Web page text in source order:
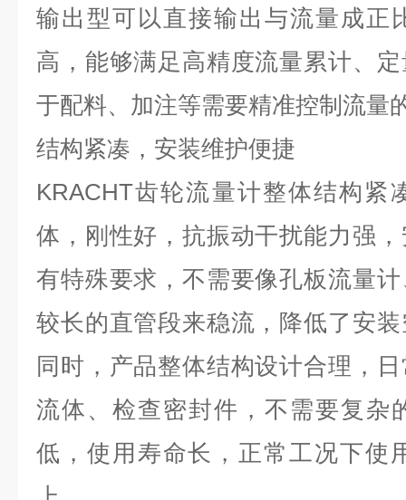
输出型可以直接输出与流量成正
高，能够满足高精度流量累计、
于配料、加注等需要精准控制流量
结构紧凑，安装维护便捷
KRACHT齿轮流量计整体结构紧
体，刚性好，抗振动干扰能力强
有特殊要求，不需要像孔板流量
较长的直管段来稳流，降低了安
同时，产品整体结构设计合理，
流体、检查密封件，不需要复杂
低，使用寿命长，正常工况下使